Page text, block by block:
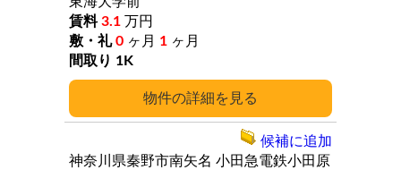
詳細
3.1 万円
0 ヶ月 1 ヶ月
1K
神奈川県秦野市南矢名 小田急電鉄小田原
候補に追加